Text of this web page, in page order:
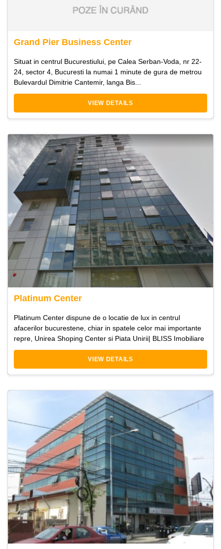
Grand Pier Business Center
Situat in centrul Bucurestiului, pe Calea Serban-Voda, nr 22-
24, sector 4, Bucuresti la numai 1 minute de gura de metrou
Bulevardul Dimitrie Cantemir, langa Bis...
VIEW DETAILS
Platinum Center
Platinum Center dispune de o locatie de lux in centrul
afacerilor bucurestene, chiar in spatele celor mai importante
repre, Unirea Shoping Center si Piata Unirii| BLISS Imobiliare
VIEW DETAILS